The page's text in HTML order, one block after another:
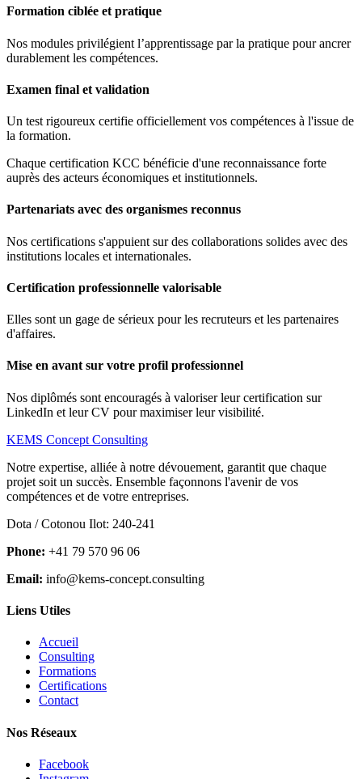
Formation ciblée et pratique
Nos modules privilégient l’apprentissage par la pratique pour ancrer
durablement les compétences.
Examen final et validation
Un test rigoureux certifie officiellement vos compétences à l'issue de
la formation.
Chaque certification KCC bénéficie d'une reconnaissance forte
auprès des acteurs économiques et institutionnels.
Partenariats avec des organismes reconnus
Nos certifications s'appuient sur des collaborations solides avec des
institutions locales et internationales.
Certification professionnelle valorisable
Elles sont un gage de sérieux pour les recruteurs et les partenaires
d'affaires.
Mise en avant sur votre profil professionnel
Nos diplômés sont encouragés à valoriser leur certification sur
LinkedIn et leur CV pour maximiser leur visibilité.
KEMS Concept Consulting
Notre expertise, alliée à notre dévouement, garantit que chaque
projet soit un succès. Ensemble façonnons l'avenir de vos
compétences et de votre entreprises.
Dota / Cotonou Ilot: 240-241
Phone: +41 79 570 96 06
Email: info@kems-concept.consulting
Liens Utiles
Accueil
Consulting
Formations
Certifications
Contact
Nos Réseaux
Facebook